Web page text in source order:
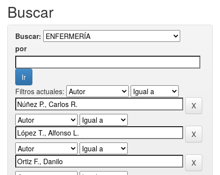
Buscar
Buscar:
por
Filtros actuales: